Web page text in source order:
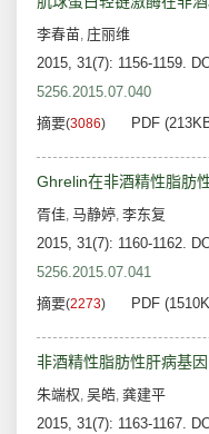
李春苗, 庄丽维
2015, 31(7): 1156-1159.
5256.2015.07.040
摘要(3086) PDF
Ghrelin在非酒精性脂肪
胥佳, 马静婷, 李东复
2015, 31(7): 1160-1162.
5256.2015.07.041
摘要(2273) PDF
非酒精性脂肪性肝病基
朱端权, 吴皓, 龚建平
2015, 31(7): 1163-1167.